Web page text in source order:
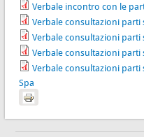
Verbale incontro con le
Verbale consultazioni parti
Verbale consultazioni parti
Verbale consultazioni parti
Verbale consultazioni
Spa